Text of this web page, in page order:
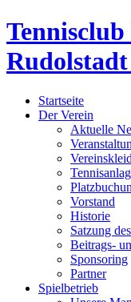
Tennisclub
Rudolstadt
Startseite
Der Verein
Aktuelle
Vorstand
Historie
Satzung
Beitrags-
Sponsoring
Partner
Spielbetrieb